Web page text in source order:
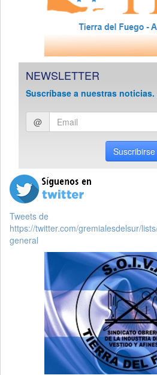
NEWSLETTER
Suscríbase a nuestras noticias.
Ingresar
email
@
Suscribirse
Tweets de
https://twitter.com/gremialesdelsur/
general